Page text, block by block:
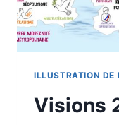
ILLUSTRATION DE
Visions